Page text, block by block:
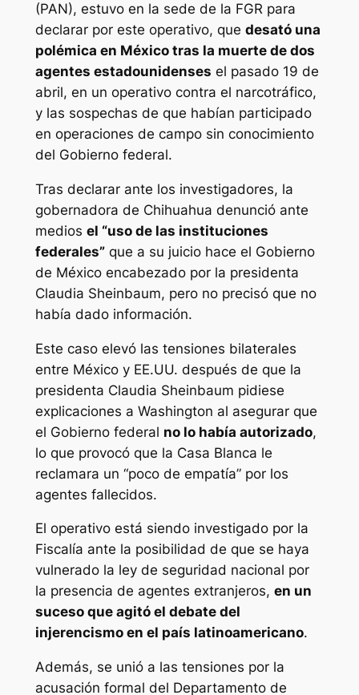
(PAN), estuvo en la sede de la FGR para
declarar por este operativo, que desató una
polémica en México tras la muerte de dos
agentes estadounidenses el pasado 19 de
abril, en un operativo contra el narcotráfico,
y las sospechas de que habían participado
en operaciones de campo sin conocimiento
del Gobierno federal.
Tras declarar ante los investigadores, la
gobernadora de Chihuahua denunció ante
medios el “uso de las instituciones
federales”que a su juicio hace el Gobierno
de México encabezado por la presidenta
Claudia Sheinbaum, pero no precisó que no
había dado información.
Este caso elevó las tensiones bilaterales
entre México y EE.UU. después de que la
presidenta Claudia Sheinbaum pidiese
explicaciones a Washington al asegurar que
el Gobierno federal no lo había autorizado,
lo que provocó que la Casa Blanca le
reclamara un “poco de empatía” por los
agentes fallecidos.
El operativo está siendo investigado por la
Fiscalía ante la posibilidad de que se haya
vulnerado la ley de seguridad nacional por
la presencia de agentes extranjeros, en un
suceso que agitó el debate del
injerencismo en el país latinoamericano.
Además, se unió a las tensiones por la
acusación formal del Departamento de